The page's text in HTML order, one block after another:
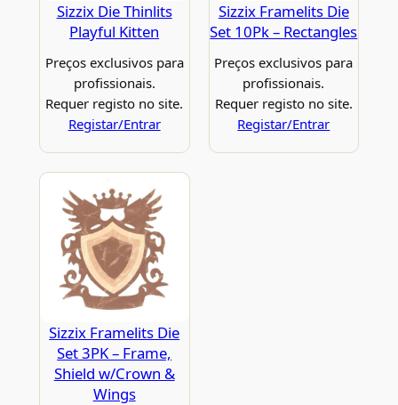
Sizzix Die Thinlits
Playful Kitten
Preços exclusivos para
profissionais.
Requer registo no site.
Registar/Entrar
Sizzix Framelits Die
Set 10Pk – Rectangles
Preços exclusivos para
profissionais.
Requer registo no site.
Registar/Entrar
Sizzix Framelits Die
Set 3PK – Frame,
Shield w/Crown &
Wings